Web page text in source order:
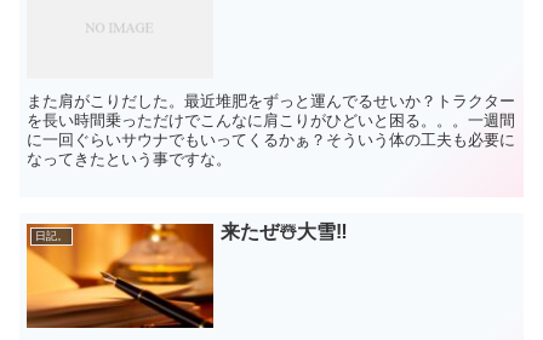
また肩がこりだした。最近堆肥をずっと運んでるせいか？トラクター
を長い時間乗っただけでこんなに肩こりがひどいと困る。。。一週間
に一回ぐらいサウナでもいってくるかぁ？そういう体の工夫も必要に
なってきたという事ですな。
日記。 来たぜ☃️大雪‼️